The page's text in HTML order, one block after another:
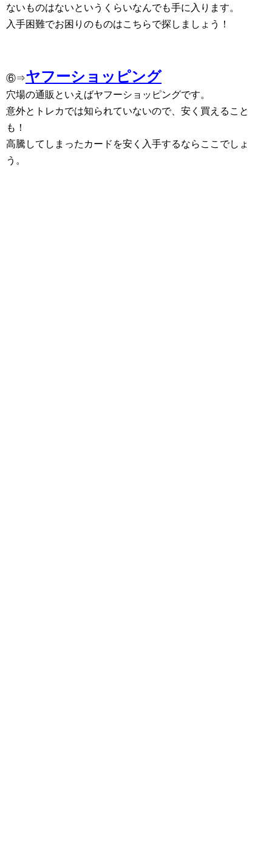
ないものはないというくらいなんでも手に入ります。
入手困難でお困りのものはこちらで探しましょう！
⑥⇒ヤフーショッピング
穴場の通販といえばヤフーショッピングです。
意外とトレカでは知られていないので、安く買えること
も！
高騰してしまったカードを安く入手するならここでしょ
う。